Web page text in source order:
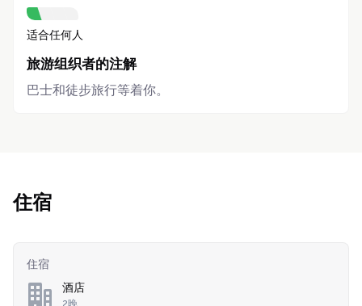
适合任何人
旅游组织者的注解
巴士和徒步旅行等着你。
住宿
住宿
酒店
2晚